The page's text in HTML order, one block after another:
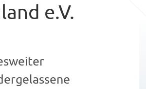
e.V.